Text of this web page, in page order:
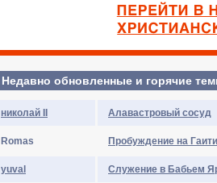
Недавно обновленные и горячие
николай II Алавастровый сосуд
Romas Пробуждение на
yuval Служение в Бабьем